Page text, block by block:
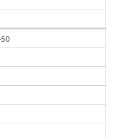
50